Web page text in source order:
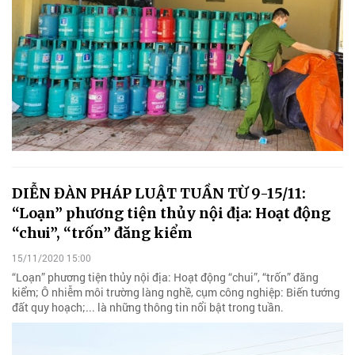
DIỄN ĐÀN PHÁP LUẬT TUẦN TỪ 9-15/11:
“Loạn” phương tiện thủy nội địa: Hoạt động
“chui”, “trốn” đăng kiểm
15/11/2020 15:00
“Loạn” phương tiện thủy nội địa: Hoạt động “chui”, “trốn” đăng
kiểm; Ô nhiễm môi trường làng nghề, cụm công nghiệp: Biến tướng
đất quy hoạch;... là những thông tin nổi bật trong tuần.